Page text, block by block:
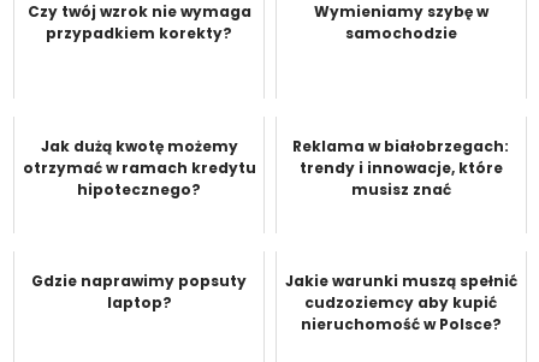
Czy twój wzrok nie wymaga
przypadkiem korekty?
Wymieniamy szybę w
samochodzie
Jak dużą kwotę możemy
otrzymać w ramach kredytu
hipotecznego?
Reklama w białobrzegach:
trendy i innowacje, które
musisz znać
Gdzie naprawimy popsuty
laptop?
Jakie warunki muszą spełnić
cudzoziemcy aby kupić
nieruchomość w Polsce?